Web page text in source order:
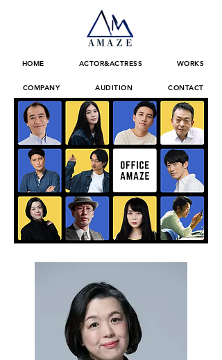
HOME ACTOR&ACTRESS WORKS
COMPANY AUDITION CONTACT